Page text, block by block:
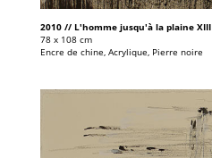
2010 // L'homme jusqu'à la plaine XIII
78 x 108 cm
Encre de chine, Acrylique, Pierre noire